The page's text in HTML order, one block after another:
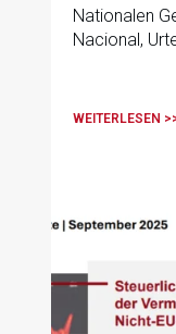
Nationalen
Nacional,
WEITERLESEN